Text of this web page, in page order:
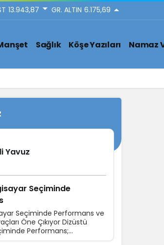
13.943,87 GR. ALTIN 6.175,69
Sağlık Köşe Yazıları Namaz
Yavuz
Seçiminde
Seçiminde Performans ve
Öne Çıkıyor Dizüstü
Performans;
yaşamın...